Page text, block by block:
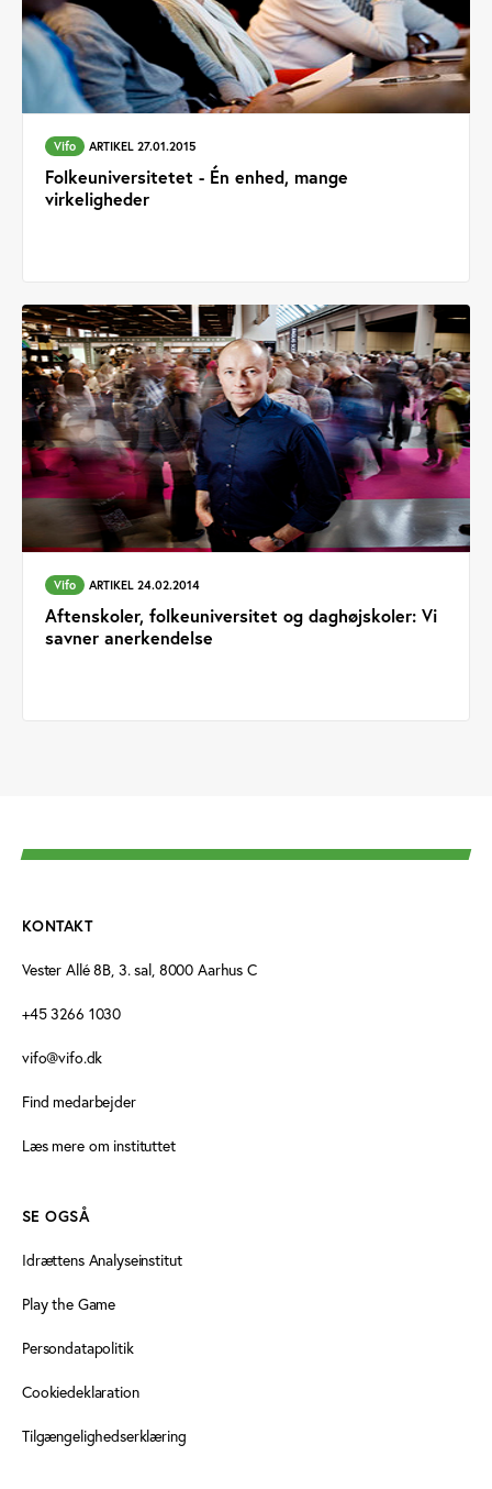
Vifo ARTIKEL 27.01.2015
Folkeuniversitetet - Én enhed, mange
virkeligheder
Vifo ARTIKEL 24.02.2014
Aftenskoler, folkeuniversitet og daghøjskoler: Vi
savner anerkendelse
KONTAKT
Vester Allé 8B, 3. sal, 8000 Aarhus C
+45 3266 1030
vifo@vifo.dk
Find medarbejder
Læs mere om instituttet
SE OGSÅ
Idrættens Analyseinstitut
Play the Game
Persondatapolitik
Cookiedeklaration
Tilgængelighedserklæring